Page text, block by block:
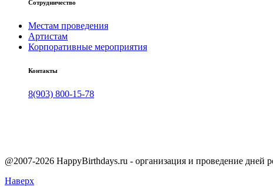
Сотрудничество
Местам проведения
Артистам
Корпоративные мероприятия
Контакты
8(903) 800-15-78
@2007-2026 HappyBirthdays.ru - организация и проведение дней
Наверх